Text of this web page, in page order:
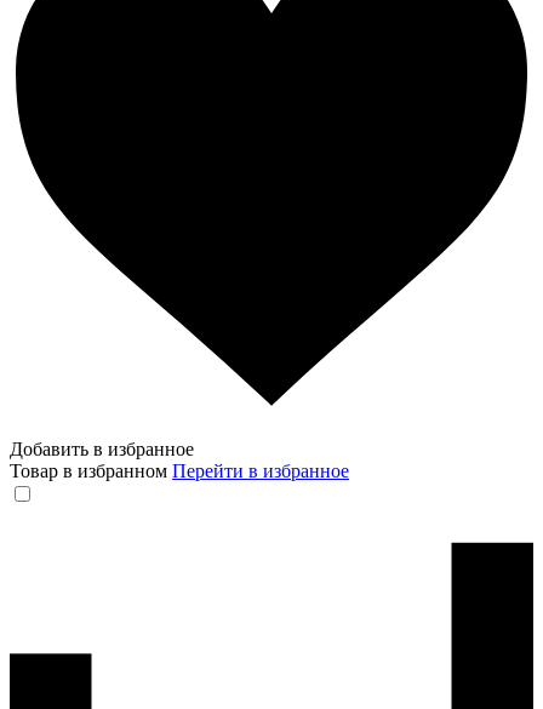
Добавить в избранное
Товар в избранном Перейти в избранное